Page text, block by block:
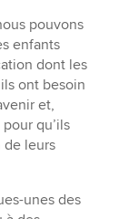
pouvons
enfants
dont les
ont besoin
et,
qu’ils
de leurs
unes des